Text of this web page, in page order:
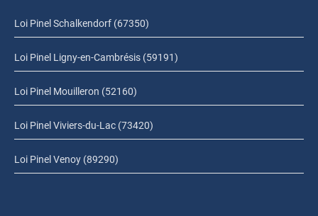
Loi Pinel Schalkendorf (67350)
Loi Pinel Ligny-en-Cambrésis (59191)
Loi Pinel Mouilleron (52160)
Loi Pinel Viviers-du-Lac (73420)
Loi Pinel Venoy (89290)